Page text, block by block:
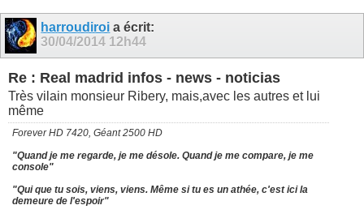
11 13 14
harroudiroi a écrit:
30/04/2014 12h44
Re : Real madrid infos - news - noticias
Très vilain monsieur Ribery, mais,avec les autres et lui
même
Forever HD 7420, Géant 2500 HD
"Quand je me regarde, je me désole. Quand je me compare, je me
console"
"Qui que tu sois, viens, viens. Même si tu es un athée, c'est ici la
demeure de l'espoir"